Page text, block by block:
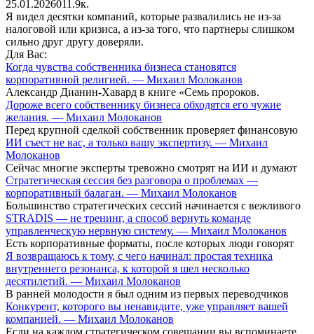
25.01.2026011.9к.
Я видел десятки компаний, которые развалились не из-за
налоговой или кризиса, а из-за того, что партнеры слишком
сильно друг другу доверяли.
Для Вас:
Когда чувства собственника бизнеса становятся
корпоративной религией. — Михаил Молоканов
Александр Дианин-Хавард в книге «Семь пророков.
Дороже всего собственнику бизнеса обходятся его чужие
желания. — Михаил Молоканов
Перед крупной сделкой собственник проверяет финансовую
ИИ съест не вас, а только вашу экспертизу. — Михаил
Молоканов
Сейчас многие эксперты тревожно смотрят на ИИ и думают
Стратегическая сессия без разговора о проблемах —
корпоративный балаган. — Михаил Молоканов
Большинство стратегических сессий начинается с вежливого
STRADIS — не тренинг, а способ вернуть команде
управленческую нервную систему. — Михаил Молоканов
Есть корпоративные форматы, после которых люди говорят
Я возвращаюсь к тому, с чего начинал: простая техника
внутреннего резонанса, к которой я шел несколько
десятилетий. — Михаил Молоканов
В ранней молодости я был одним из первых переводчиков
Конкурент, которого вы ненавидите, уже управляет вашей
компанией. — Михаил Молоканов
Если на каждом стратегическом совещании вы вспоминаете